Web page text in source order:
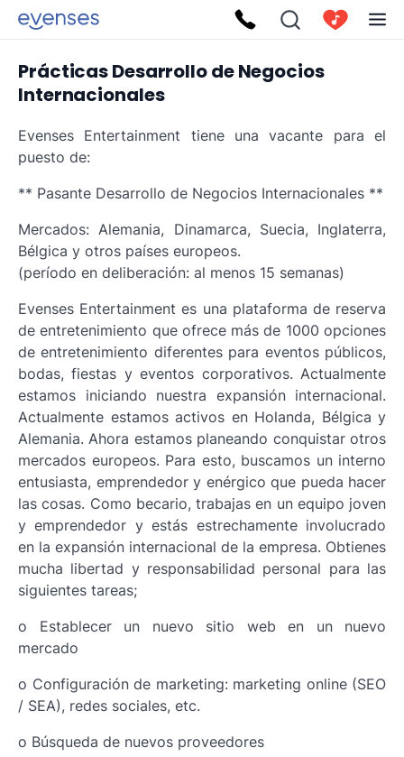
Prácticas Desarrollo de Negocios
Internacionales
Evenses Entertainment tiene una vacante para el
puesto de:
** Pasante Desarrollo de Negocios Internacionales **
Mercados: Alemania, Dinamarca, Suecia, Inglaterra,
Bélgica y otros países europeos.
(período en deliberación: al menos 15 semanas)
Evenses Entertainment es una plataforma de reserva
de entretenimiento que ofrece más de 1000 opciones
de entretenimiento diferentes para eventos públicos,
bodas, fiestas y eventos corporativos. Actualmente
estamos iniciando nuestra expansión internacional.
Actualmente estamos activos en Holanda, Bélgica y
Alemania. Ahora estamos planeando conquistar otros
mercados europeos. Para esto, buscamos un interno
entusiasta, emprendedor y enérgico que pueda hacer
las cosas. Como becario, trabajas en un equipo joven
y emprendedor y estás estrechamente involucrado
en la expansión internacional de la empresa. Obtienes
mucha libertad y responsabilidad personal para las
siguientes tareas;
o Establecer un nuevo sitio web en un nuevo
mercado
o Configuración de marketing: marketing online (SEO
/ SEA), redes sociales, etc.
o Búsqueda de nuevos proveedores